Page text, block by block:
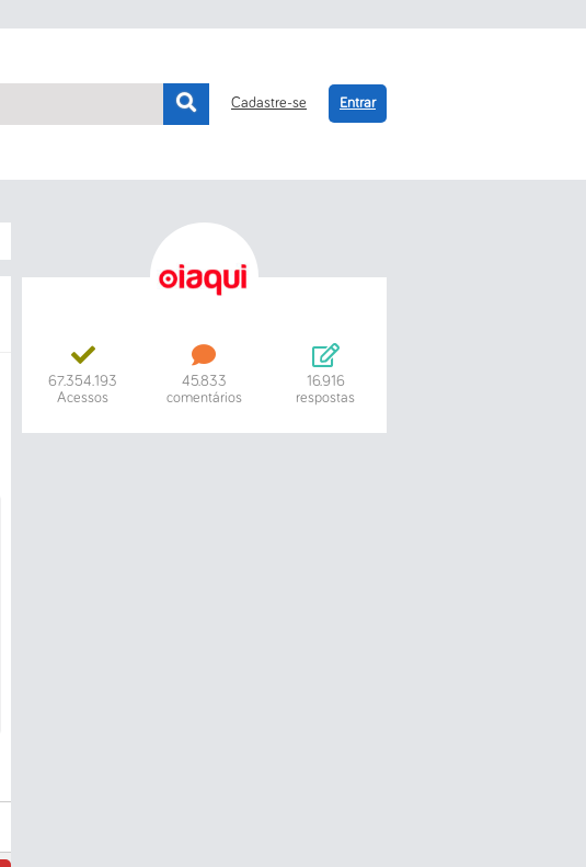
Cadastre-se Entrar
67.354.193
Acessos
45.833
comentários
16.916
respostas